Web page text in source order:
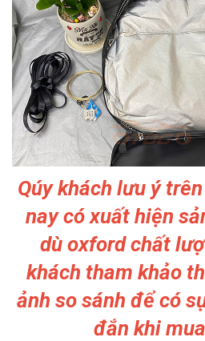
Qúy khách lưu ý
nay có xuất hiện
dù oxford chất
khách tham khảo
ảnh so sánh để có
đắn khi